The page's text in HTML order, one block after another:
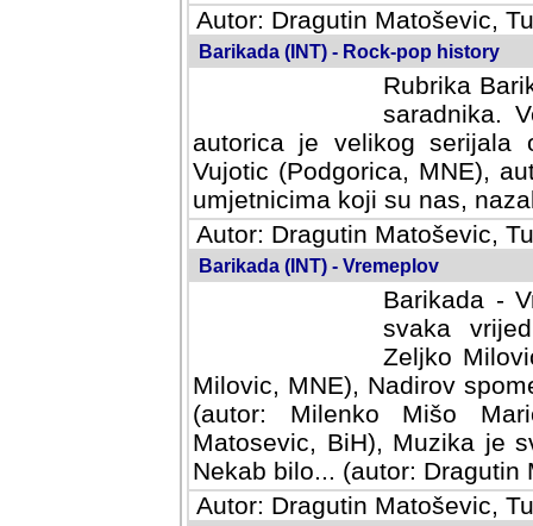
Autor: Dragutin Matoševic,
Barikada (INT) - Rock-pop history
Rubrika
saradnika.
autorica je velikog serijala
Vujotic (Podgorica, MNE),
umjetnicima koji su nas,
Autor: Dragutin Matoševic,
Barikada (INT) - Vremeplov
Barikada -
svaka
Milovic,
MNE), Nadirov spomenar
Milenko Mišo Maric, UK),
Muzika je svirala (autor:
(autor: Dragutin Matosevic,
Autor: Dragutin Matoševic,